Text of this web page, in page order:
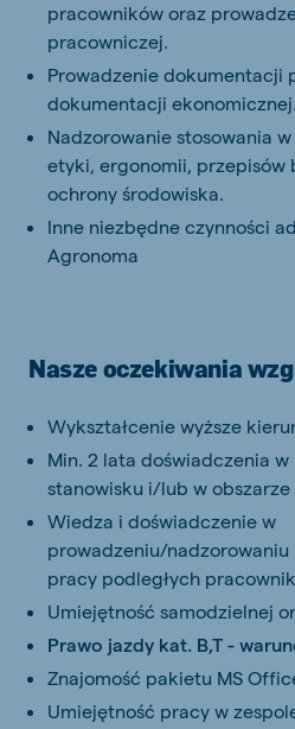
pracowników oraz
pracowniczej.
Prowadzenie dokumentacji
dokumentacji ekonomicznej.
Nadzorowanie stosowania
etyki, ergonomii, przepisów
ochrony środowiska.
Inne niezbędne czynności
Agronoma
Nasze oczekiwania
Wykształcenie wyższe
Min. 2 lata doświadczenia
stanowisku i/lub w
Wiedza i doświadczenie w
prowadzeniu/
pracy podległych
Umiejętność samodzielnej
Prawo jazdy kat. B,T -
Znajomość pakietu MS
Umiejętność pracy w